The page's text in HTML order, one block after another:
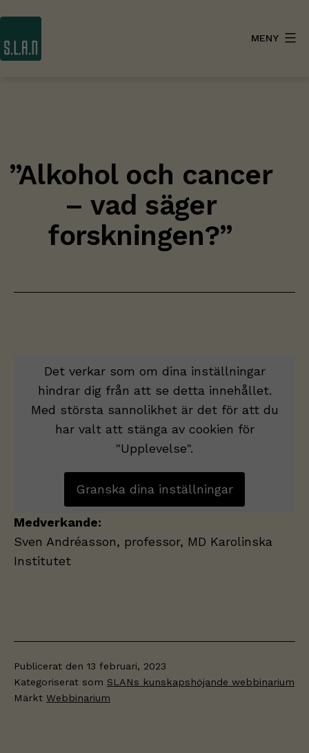
innehåll
MENY
”Alkohol och cancer
– vad säger
forskningen?”
Det verkar som om dina inställningar
hindrar dig från att se detta innehållet.
Med största sannolikhet är det för att du
har valt att stänga av cookien för
"Upplevelse".
Granska dina inställningar
Medverkande:
Sven Andréasson, professor, MD Karolinska
Institutet
Publicerat den 13 februari, 2023
Kategoriserat som SLANs kunskapshöjande webbinarium
Märkt Webbinarium